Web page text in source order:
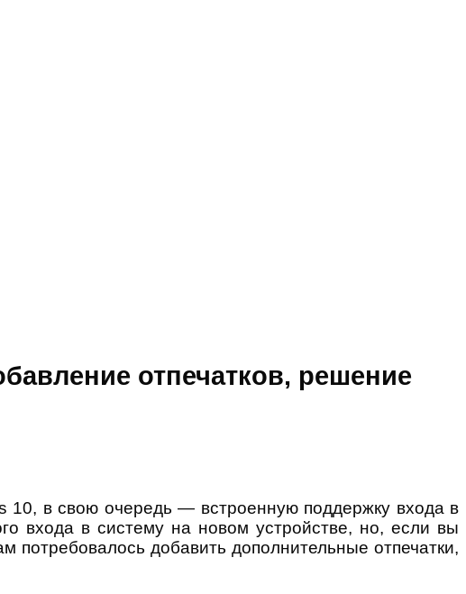
отпечатков, решение
10, в свою очередь — встроенную поддержку входа в
входа в систему на новом устройстве, но, если вы
потребовалось добавить дополнительные отпечатки,